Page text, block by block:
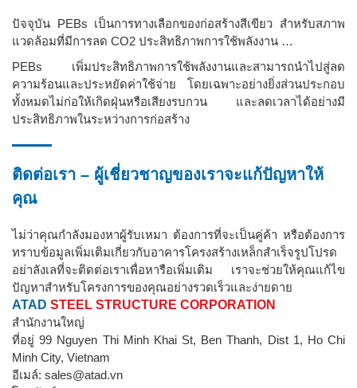
ปัจจุบัน PEBs เป็นการทางเลือกของก่อสร้างสีเขียว สำหรับสภาพ
แวดล้อมที่มีการลด CO2 ประสิทธิภาพการใช้พลังงาน …
PEBs เพิ่มประสิทธิภาพการใช้พลังงานและสามารถนำไปสู่ลด
ความร้อนและประหยัดค่าใช้จ่าย โดยเฉพาะอย่างยิ่งส่วนประกอบ
ทั้งหมดไม่ก่อให้เกิดฝุ่นหรือเสียงรบกวน และลดเวลาได้อย่างมี
ประสิทธิภาพในระหว่างการก่อสร้าง
ติดต่อเรา – ผู้เชี่ยวชาญของเราจะแก้ปัญหาให้
คุณ
ไม่ว่าคุณกำลังมองหาผู้รับเหมา ต้องการที่จะเป็นคู่ค้า หรือต้องการ
ทราบข้อมูลเพิ่มเติมเกี่ยวกับอาคารโครงสร้างเหล็กสำเร็จรูปโปรด
อย่าลังเลที่จะติดต่อเราเพื่อหารือเพิ่มเติม เราจะช่วยให้คุณแก้ไข
ปัญหาสำหรับโครงการของคุณอย่างรวดเร็วและง่ายดาย
ATAD STEEL STRUCTURE CORPORATION
สำนักงานใหญ่
ที่อยู่ 99 Nguyen Thi Minh Khai St, Ben Thanh, Dist 1, Ho Chi
Minh City, Vietnam
อีเมล์: sales@atad.vn